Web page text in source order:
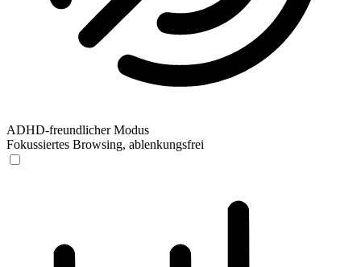
ADHD-freundlicher Modus
Fokussiertes Browsing, ablenkungsfrei